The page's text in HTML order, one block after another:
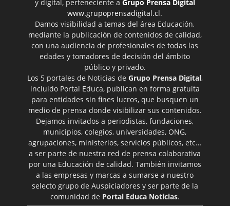
y digital, perteneciente a Grupo Prensa Digital
www.grupoprensadigital.cl.
Damos visibilidad a temas del área Educación,
mediante la publicación de contenidos de calidad,
con una audiencia de profesionales de todas las
edades y tomadores de decisión del ámbito
público y privado.
Los 5 portales de Noticias de Grupo Prensa Digital,
incluido Portal Educa, publican en forma gratuita
para entidades sin fines lucros, que busquen un
medio de prensa donde visibilizar sus contenidos.
Dejamos invitados a periodistas, fundaciones,
municipios, colegios, universidades, ONG,
agrupaciones, ministerios, servicios públicos, etc…
a ser parte de nuestra red de prensa colaborativa
por una Educación de calidad. También invitamos
a las empresas y marcas a sumarse a nuestro
selecto grupo de Auspiciadores y ser parte de la
comunidad de Portal Educa Noticias.